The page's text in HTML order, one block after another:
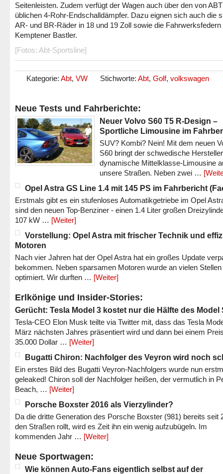
Seitenleisten. Zudem verfügt der Wagen auch über den von ABT
üblichen 4-Rohr-Endschalldämpfer. Dazu eignen sich auch die
AR- und BR-Räder in 18 und 19 Zoll sowie die Fahrwerksfedern
Kemptener Bastler.
[Fotos: Abt-Sportsline]
Kategorie: Abt, VW Stichworte: Abt, Golf, volkswagen
Neue Tests und Fahrberichte:
Neuer Volvo S60 T5 R-Design –
Sportliche Limousine im
SUV? Kombi? Nein! Mit dem neuen
S60 bringt der schwedische
dynamische Mittelklasse-Limousine
unsere Straßen. Neben zwei …
Opel Astra GS Line 1.4 mit 145 PS im Fahrbericht
Erstmals gibt es ein stufenloses Automatikgetriebe im Opel
sind den neuen Top-Benziner - einen 1.4 Liter großen
107 kW … [Weiter]
Vorstellung: Opel Astra mit frischer Technik und
Motoren
Nach vier Jahren hat der Opel Astra hat ein großes Update
bekommen. Neben sparsamen Motoren wurde an vielen Stellen
optimiert. Wir durften … [Weiter]
Erlkönige und Insider-Stories:
Gerücht: Tesla Model 3 kostet nur die Hälfte des Model
Tesla-CEO Elon Musk teilte via Twitter mit, dass das Tesla
März nächsten Jahres präsentiert wird und dann bei einem
35.000 Dollar … [Weiter]
Bugatti Chiron: Nachfolger des Veyron wird noch
Ein erstes Bild des Bugatti Veyron-Nachfolgers wurde nun
geleaked! Chiron soll der Nachfolger heißen, der vermutlich in
Beach, … [Weiter]
Porsche Boxster 2016 als Vierzylinder?
Da die dritte Generation des Porsche Boxster (981) bereits seit
den Straßen rollt, wird es Zeit ihn ein wenig aufzubügeln. Im
kommenden Jahr … [Weiter]
Neue Sportwagen:
Wie können Auto-Fans eigentlich selbst auf der